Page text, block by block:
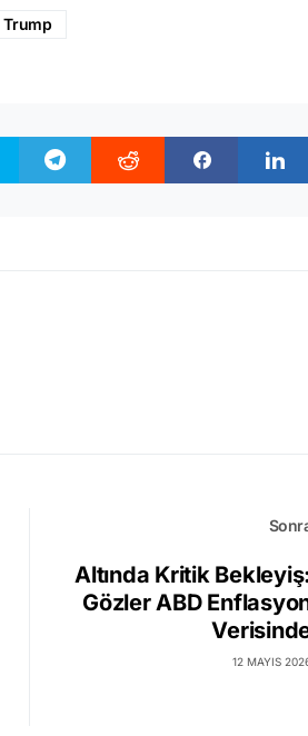
Trump
Altında Kritik Bekleyiş:
Gözler ABD
12 MAYIS